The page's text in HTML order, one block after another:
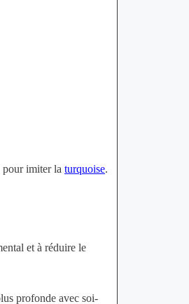
pour imiter la turquoise.
et à réduire le
profonde avec soi-